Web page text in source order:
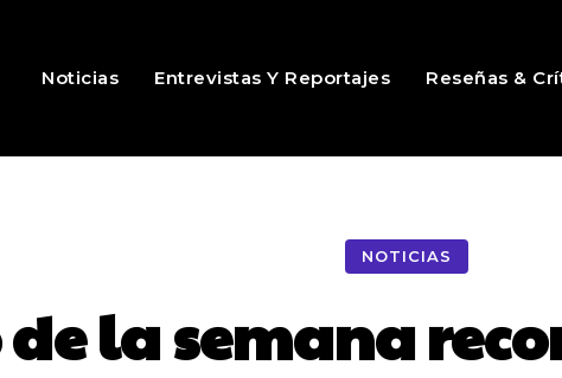
Noticias Entrevistas Y Reportajes Reseñas &
NOTICIAS
la semana